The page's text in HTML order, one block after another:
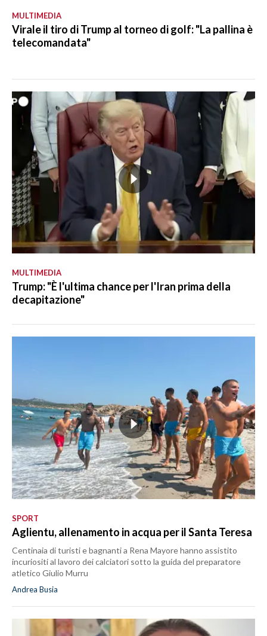
MULTIMEDIA
Virale il tiro di Trump al torneo di golf: "La pallina è
telecomandata"
MULTIMEDIA
Trump: "È l'ultima chance per l'Iran prima della
decapitazione"
SPORT
Aglientu, allenamento in acqua per il Santa Teresa
Centinaia di turisti e bagnanti a Rena Mayore hanno assistito
incuriositi al lavoro dei calciatori sotto la guida del preparatore
atletico Giulio Murru
Andrea Busia